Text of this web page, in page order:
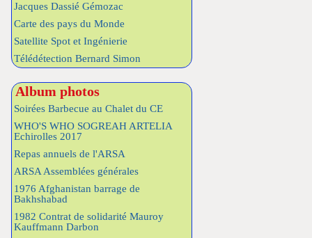
Jacques Dassié Gémozac
Carte des pays du Monde
Satellite Spot et Ingénierie
Télédétection Bernard Simon
Album photos
Soirées Barbecue au Chalet du CE
WHO'S WHO SOGREAH ARTELIA
Echirolles 2017
Repas annuels de l'ARSA
ARSA Assemblées générales
1976 Afghanistan barrage de
Bakhshabad
1982 Contrat de solidarité Mauroy
Kauffmann Darbon